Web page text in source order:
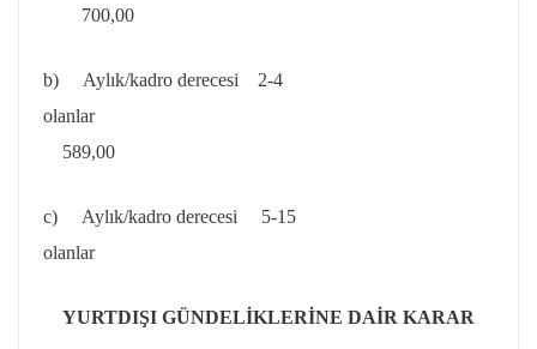
700,00
b) Aylık/kadro derecesi 2-4
589,00
c) Aylık/kadro derecesi 5-15
olanlar
YURTDIŞI GÜNDELİKLERİNE DAİR KARAR